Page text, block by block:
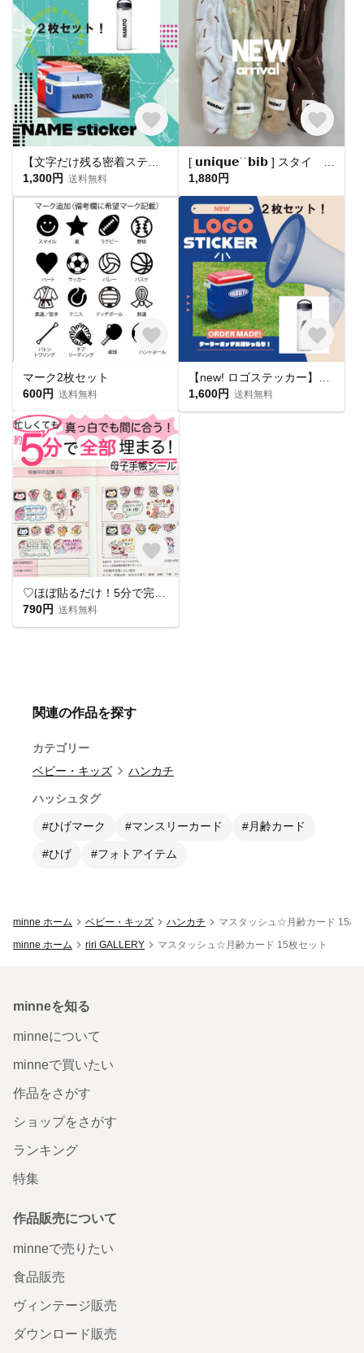
1,300円 送料無料
1,880円
マーク2枚セット
600円 送料無料
1,600円 送料無料
790円 送料無料
関連の作品を探す
カテゴリー
ベビー・キッズ
ハンカチ
ハッシュタグ
#ひげマーク #マンスリーカード #月齢カード
#ひげ #フォトアイテム
minne ホーム ベビー・キッズ ハンカチ
マスタッシュ☆月齢カード 15枚
minne ホーム
riri GALLERY マスタッシュ☆月齢カード 15枚セット
minneを知る
minneについて
minneで買いたい
作品をさがす
ショップをさがす
ランキング
特集
作品販売について
minneで売りたい
食品販売
ヴィンテージ販売
ダウンロード販売